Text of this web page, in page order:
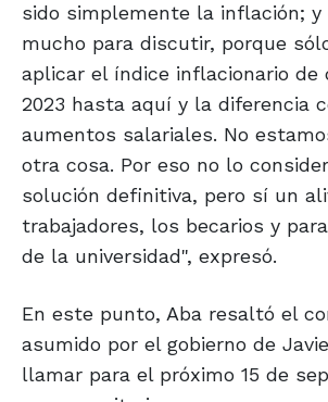
sido simplemente la inflación; y
mucho para discutir, porque
aplicar el índice inflacionario de
2023 hasta aquí y la diferencia
aumentos salariales. No
otra cosa. Por eso no lo
solución definitiva, pero sí un
trabajadores, los becarios y
de la universidad", expresó.
En este punto, Aba resaltó el
asumido por el gobierno de
llamar para el próximo 15 de